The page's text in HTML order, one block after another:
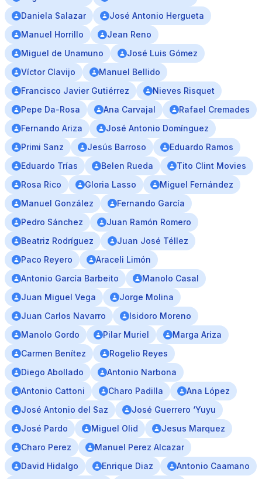
Daniela Salazar
José Antonio Hergueta
Manuel Horrillo
Jean Reno
Miguel de Unamuno
José Luis Gómez
Víctor Clavijo
Manuel Bellido
Francisco Javier Gutiérrez
Nieves Risquet
Pepe Da-Rosa
Ana Carvajal
Rafael Cremades
Fernando Ariza
José Antonio Domínguez
Primi Sanz
Jesús Barroso
Eduardo Ramos
Eduardo Trías
Belen Rueda
Tito Clint Movies
Rosa Rico
Gloria Lasso
Miguel Fernández
Manuel González
Fernando García
Pedro Sánchez
Juan Ramón Romero
Beatriz Rodríguez
Juan José Téllez
Paco Reyero
Araceli Limón
Antonio García Barbeito
Manolo Casal
Juan Miguel Vega
Jorge Molina
Juan Carlos Navarro
Isidoro Moreno
Manolo Gordo
Pilar Muriel
Marga Ariza
Carmen Benítez
Rogelio Reyes
Diego Abollado
Antonio Narbona
Antonio Cattoni
Charo Padilla
Ana López
José Antonio del Saz
José Guerrero ‘Yuyu
José Pardo
Miguel Olid
Jesus Marquez
Charo Perez
Manuel Perez Alcazar
David Hidalgo
Enrique Diaz
Antonio Caamano